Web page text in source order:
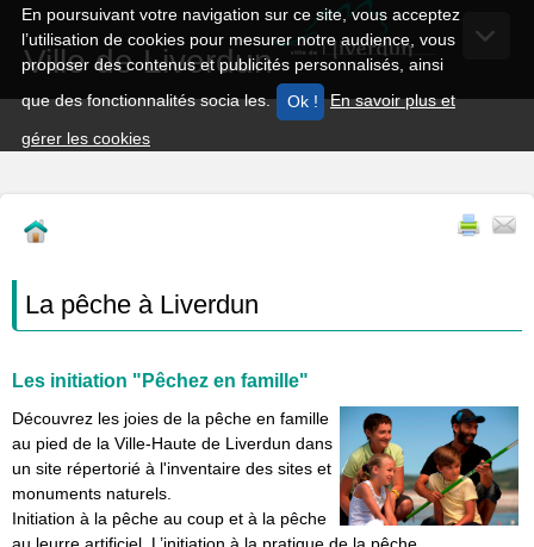
En poursuivant votre navigation sur ce site, vous acceptez
l’utilisation de cookies pour mesurer notre audience, vous
proposer des contenus et publicités personnalisés, ainsi
que des fonctionnalités socia les.
En savoir plus et
gérer les cookies
Ville de Liverdun
La pêche à Liverdun
Les initiation "Pêchez en famille"
Découvrez les joies de la pêche en famille
au pied de la Ville-Haute de Liverdun dans
un site répertorié à l'inventaire des sites et
monuments naturels.
Initiation à la pêche au coup et à la pêche